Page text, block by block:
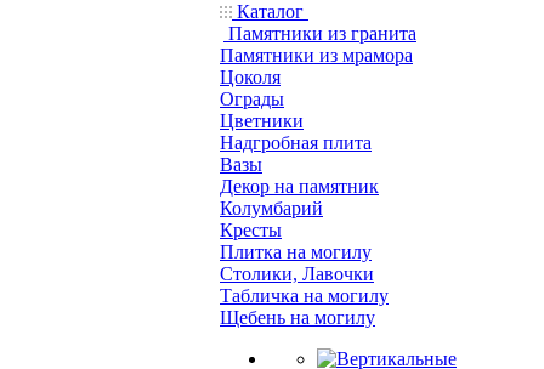
Каталог
Памятники из гранита
Памятники из мрамора
Цоколя
Ограды
Цветники
Надгробная плита
Вазы
Декор на памятник
Колумбарий
Кресты
Плитка на могилу
Столики, Лавочки
Табличка на могилу
Щебень на могилу